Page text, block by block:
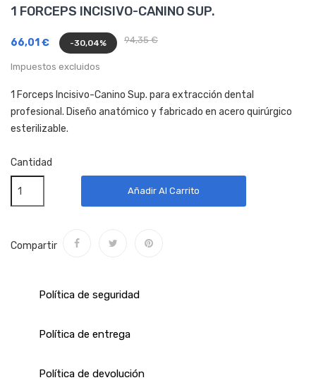
1 FORCEPS INCISIVO-CANINO SUP.
94,35 €
66,01 € -30,04%
Impuestos excluidos
1 Forceps Incisivo-Canino Sup. para extracción dental
profesional. Diseño anatómico y fabricado en acero quirúrgico
esterilizable.
Cantidad
Añadir Al Carrito
Compartir
Política de seguridad
Política de entrega
Política de devolución